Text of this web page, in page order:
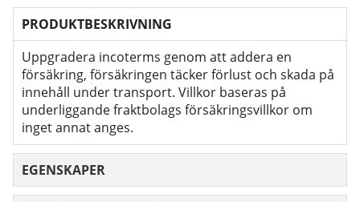
PRODUKTBESKRIVNING
Uppgradera incoterms genom att addera en
försäkring, försäkringen täcker förlust och skada på
innehåll under transport. Villkor baseras på
underliggande fraktbolags försäkringsvillkor om
inget annat anges.
EGENSKAPER